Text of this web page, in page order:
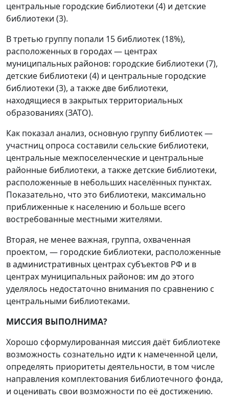
центральные городские библиотеки (4) и детские
библиотеки (3).
В третью группу попали 15 библиотек (18%),
расположенных в городах — центрах
муниципальных районов: городские библиотеки (7),
детские библиотеки (4) и центральные городские
библиотеки (3), а также две библиотеки,
находящиеся в закрытых территориальных
образованиях (ЗАТО).
Как показал анализ, основную группу библиотек —
участниц опроса составили сельские библиотеки,
центральные межпоселенческие и центральные
районные библиотеки, а также детские библиотеки,
расположенные в небольших населённых пунктах.
Показательно, что это библиотеки, максимально
приближенные к населению и больше всего
востребованные местными жителями.
Вторая, не менее важная, группа, охваченная
проектом, — городские библиотеки, расположенные
в административных центрах субъектов РФ и в
центрах муниципальных районов: им до этого
уделялось недостаточно внимания по сравнению с
центральными библиотеками.
МИССИЯ ВЫПОЛНИМА?
Хорошо сформулированная миссия даёт библиотеке
возможность сознательно идти к намеченной цели,
определять приоритеты деятельности, в том числе
направления комплектования библиотечного фонда,
и оценивать свои возможности по её достижению.